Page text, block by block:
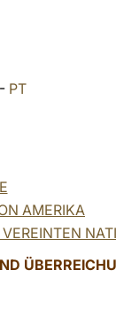
- PT
AMERIKA